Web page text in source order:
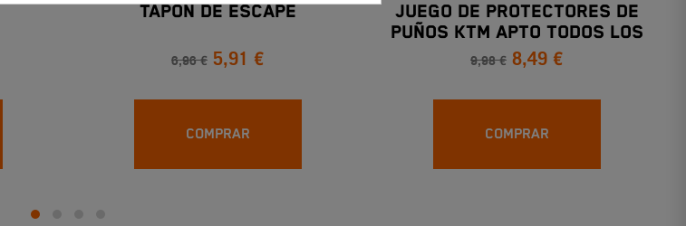
TAPÓN DE ESCAPE
6,96 € 5,91 €
COMPRAR
JUEGO DE PROTECTORES DE
PUÑOS KTM APTO TODOS LOS
MODELOS
9,98 € 8,49 €
COMPRAR